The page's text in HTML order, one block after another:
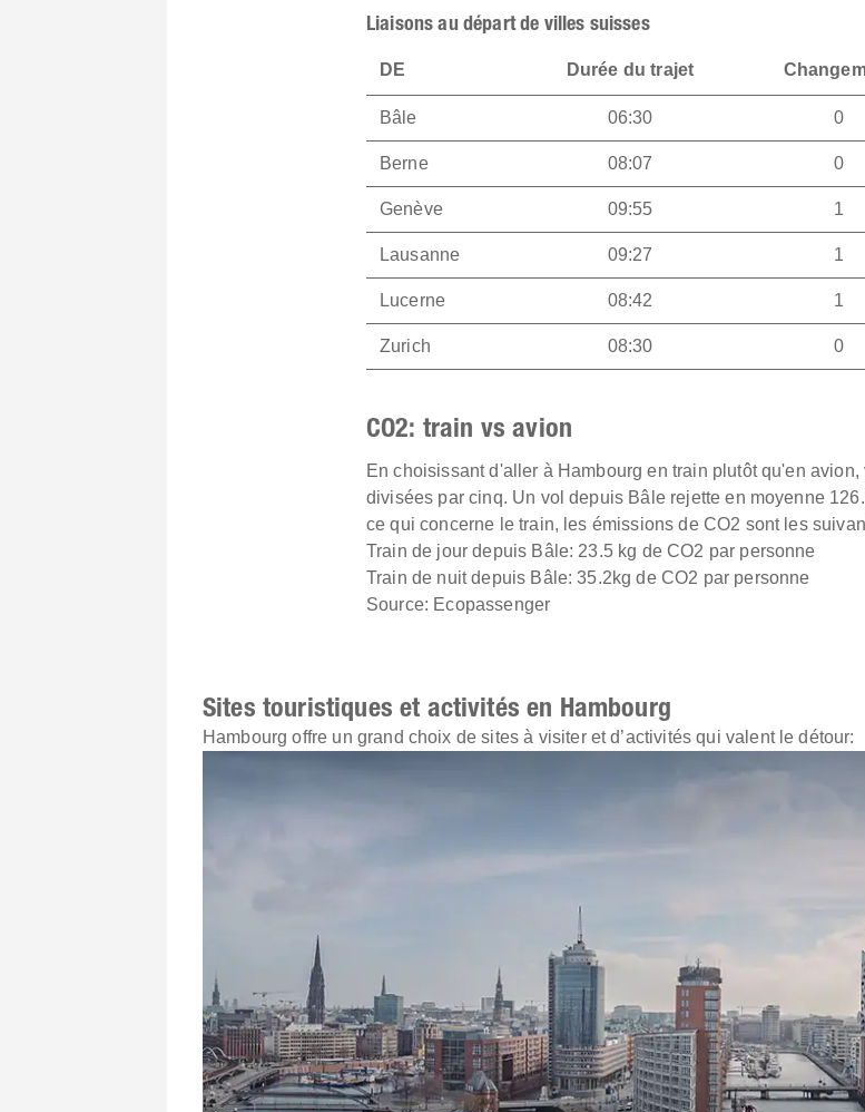
Liaisons au départ de villes suisses
DE Durée du trajet
Bâle 06:30 0
Berne 08:07 0
Genève 09:55 1
Lausanne 09:27 1
Lucerne 08:42 1
Zurich 08:30 0
CO2: train vs avion
En choisissant d'aller à Hambourg en train plutôt qu'en
divisées par cinq. Un vol depuis Bâle rejette en moyenne
ce qui concerne le train, les émissions de CO2 sont les
Train de jour depuis Bâle: 23.5 kg de CO2 par personne
Train de nuit depuis Bâle: 35.2kg de CO2 par personne
Source: Ecopassenger
Sites touristiques et activités en Hambourg
Hambourg offre un grand choix de sites à visiter et d’activités qui valent le détour: